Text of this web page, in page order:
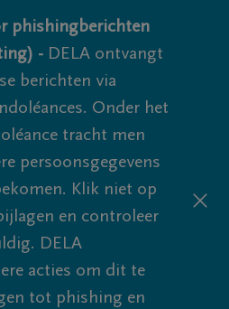
phishingberichten
- DELA ontvangt
berichten via
Onder het
tracht men
persoonsgegevens
Klik niet op
en controleer
DELA
acties om dit te
tot phishing en